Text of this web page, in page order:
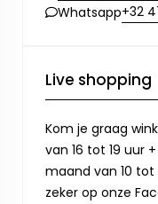
Whatsapp+32
Live shopping
Kom je graag
van 16 tot 19 uur
maand van 10 tot
zeker op onze